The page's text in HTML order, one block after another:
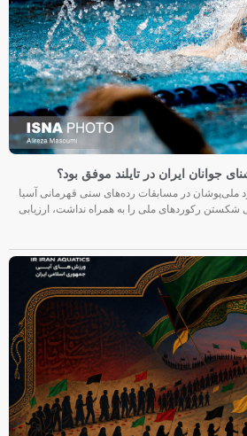
جوانان ایران در تایلند موفق بود؟
ملی‌پوشان در مسابقات رده‌های سنی قهرمانی آسیا
ولی شکستن رکوردهای ملی را به همراه نداشت، ارزیابی